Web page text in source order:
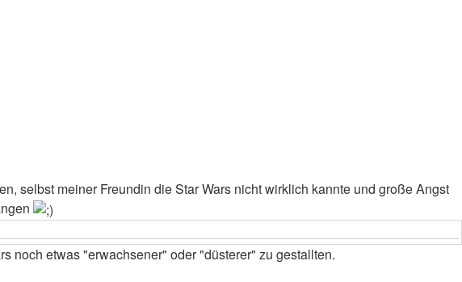
selbst meiner Freundin die Star Wars nicht wirklich kannte und große Angst
noch etwas "erwachsener" oder "düsterer" zu gestallten.